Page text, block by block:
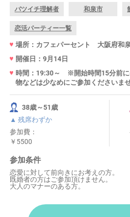
バツイチ理解者 和泉市
恋活パーティー一覧
場所：カフェパーセント 大阪府和
開催日：9月14日
時間：19:30～ ※開始時間15分前
物などは少なめにご参加くださいま
38歳～51歳
▲ 残席わずか
参加費：
￥5500
参加条件
恋愛に対して前向きにお考えの方。
既婚者の方はご参加頂けません。
大人のマナーのある方。